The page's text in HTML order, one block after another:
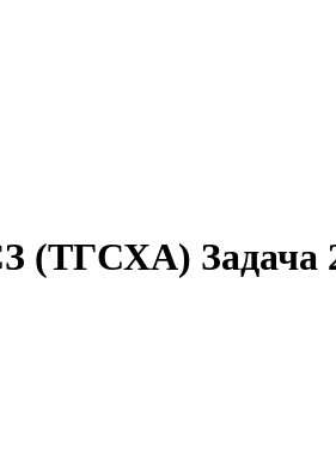
(ТГСХА) Задача